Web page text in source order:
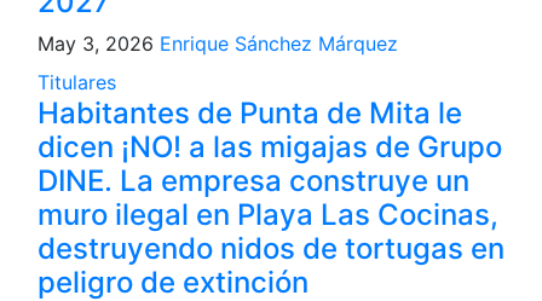
May 3, 2026 Enrique Sánchez Márquez
Titulares
Habitantes de Punta de Mita le
dicen ¡NO! a las migajas de Grupo
DINE. La empresa construye un
muro ilegal en Playa Las Cocinas,
destruyendo nidos de tortugas en
peligro de extinción